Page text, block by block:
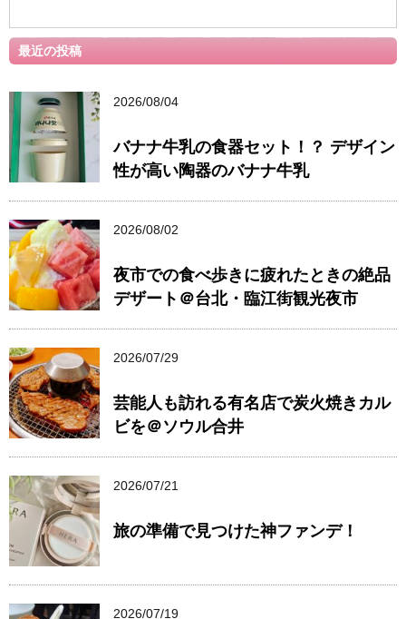
最近の投稿
2026/08/04
バナナ牛乳の食器セット！？ デザイン
性が高い陶器のバナナ牛乳
2026/08/02
夜市での食べ歩きに疲れたときの絶品
デザート＠台北・臨江街観光夜市
2026/07/29
芸能人も訪れる有名店で炭火焼きカル
ビを＠ソウル合井
2026/07/21
旅の準備で見つけた神ファンデ！
2026/07/19